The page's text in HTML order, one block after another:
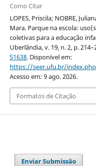
Como Citar
LOPES, Priscila; NOBRE,
Mara. Parque na escola:
coletivas para a educação
Uberlândia, v. 19, n. 2, p.
51638. Disponível em:
https://seer.ufu.br/
Acesso em: 9 ago. 2026.
Formatos de Citação
Enviar Submissão